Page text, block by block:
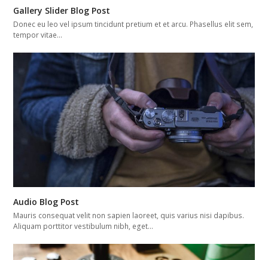
Gallery Slider Blog Post
Donec eu leo vel ipsum tincidunt pretium et et arcu. Phasellus elit sem,
tempor vitae…
Audio Blog Post
Mauris consequat velit non sapien laoreet, quis varius nisi dapibus.
Aliquam porttitor vestibulum nibh, eget…